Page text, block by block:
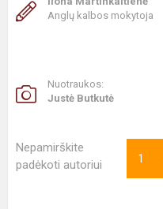
Anglų kalbos mokytoja
Nuotraukos:
Justė Butkutė
Nepamirškite
padėkoti autoriui
1